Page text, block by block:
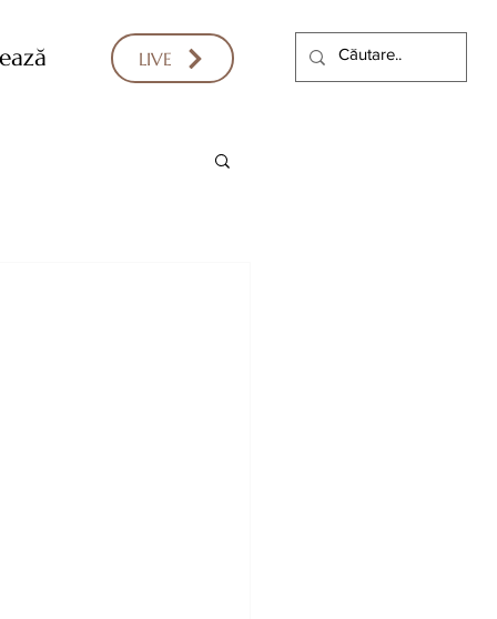
LIVE